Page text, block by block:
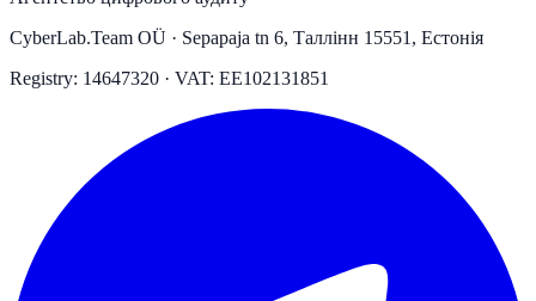
CyberLab.Team OÜ · Sepapaja tn 6, Таллінн 15551, Естонія
Registry: 14647320 · VAT: EE102131851